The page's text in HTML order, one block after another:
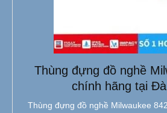
Thùng đựng đồ nghề
chính hãng tại
Thùng đựng đồ nghề Milwaukee